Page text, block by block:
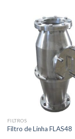
FILTROS
Filtro de Linha FLAS48